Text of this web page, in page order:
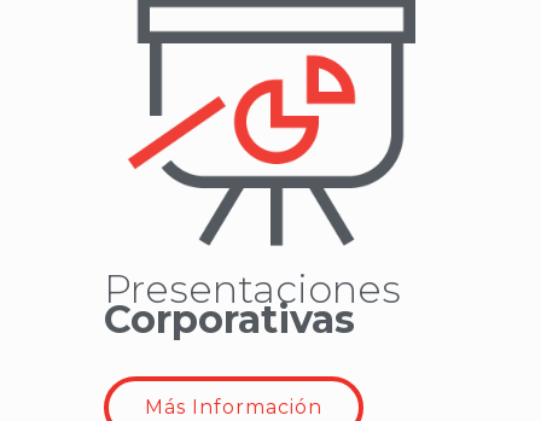
Presentaciones
Corporativas
Más Información